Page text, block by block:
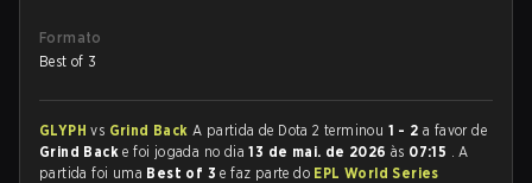
Formato
Best of 3
GLYPHvs Grind BackA partida de Dota 2 terminou 1 - 2 a favor de
Grind Backe foi jogada no dia13 de mai. de 2026às 07:15 . A
partida foi uma Best of 3e faz parte do EPL World Series